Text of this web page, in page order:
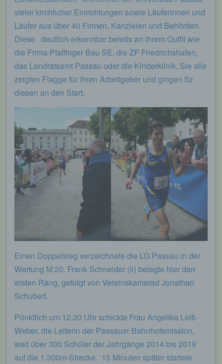
vieler kirchlicher Einrichtungen sowie Läuferinnen und
Läufer aus über 40 Firmen, Kanzleien und Behörden.
Diese deutlich erkennbar bereits an ihrem Outfit wie
die Firma Pfaffinger Bau SE, die ZF Friedrichshafen,
das Landratsamt Passau oder die Kinderklinik, Sie alle
zeigten Flagge für ihren Arbeitgeber und gingen für
diesen an den Start.
Einen Doppelsieg verzeichnete die LG Passau in der
Wertung M 20. Frank Schneider (li) belegte hier den
ersten Rang, gefolgt von Vereinskamerad Jonathan
Schubert.
Pünktlich um 12.30 Uhr schickte Frau Angelika Leitl-
Weber, die Leiterin der Passauer Bahnhofsmission,
weit über 300 Schüler der Jahrgänge 2014 bis 2019
auf die 1.300m-Strecke. 15 Minuten später startete